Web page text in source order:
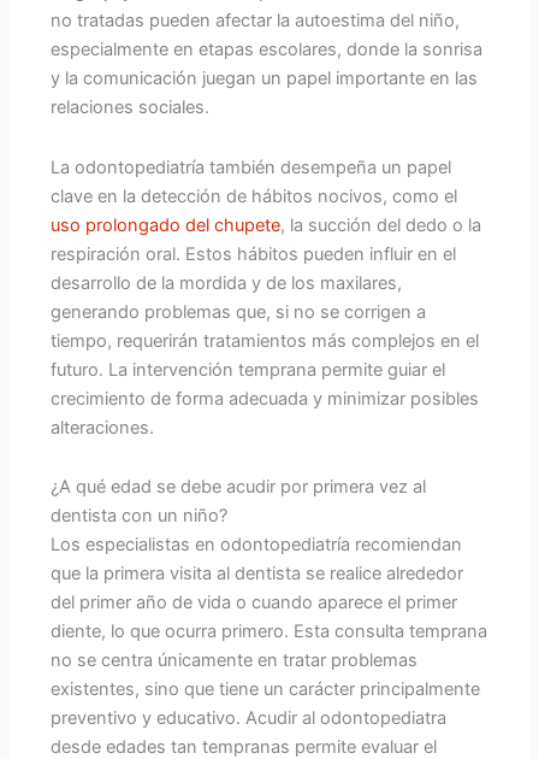
no tratadas pueden afectar la autoestima del niño,
especialmente en etapas escolares, donde la sonrisa
y la comunicación juegan un papel importante en las
relaciones sociales.
La odontopediatría también desempeña un papel
clave en la detección de hábitos nocivos, como el
uso prolongado del chupete, la succión del dedo o la
respiración oral. Estos hábitos pueden influir en el
desarrollo de la mordida y de los maxilares,
generando problemas que, si no se corrigen a
tiempo, requerirán tratamientos más complejos en el
futuro. La intervención temprana permite guiar el
crecimiento de forma adecuada y minimizar posibles
alteraciones.
¿A qué edad se debe acudir por primera vez al
dentista con un niño?
Los especialistas en odontopediatría recomiendan
que la primera visita al dentista se realice alrededor
del primer año de vida o cuando aparece el primer
diente, lo que ocurra primero. Esta consulta temprana
no se centra únicamente en tratar problemas
existentes, sino que tiene un carácter principalmente
preventivo y educativo. Acudir al odontopediatra
desde edades tan tempranas permite evaluar el